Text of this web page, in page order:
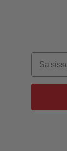
Email